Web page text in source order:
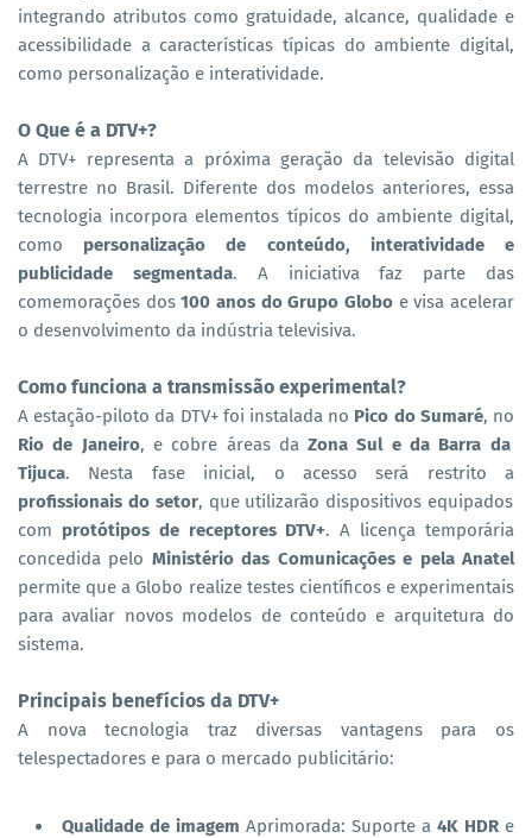
integrando atributos como gratuidade, alcance, qualidade e
acessibilidade a características típicas do ambiente digital,
como personalização e interatividade.
O Que é a DTV+?
A DTV+ representa a próxima geração da televisão digital
terrestre no Brasil. Diferente dos modelos anteriores, essa
tecnologia incorpora elementos típicos do ambiente digital,
como personalização de conteúdo, interatividade e
publicidade segmentada. A iniciativa faz parte das
comemorações dos100 anos do Grupo Globo e visa acelerar
o desenvolvimento da indústria televisiva.
Como funciona a transmissão experimental?
A estação-piloto da DTV+ foi instalada no Pico do Sumaré, no
Rio de Janeiro, e cobre áreas daZona Sul e da Barra da
Tijuca. Nesta fase inicial, o acesso será restrito a
profissionais do setor, que utilizarão dispositivos equipados
com protótipos de receptores DTV+. A licença temporária
concedida pelo Ministério das Comunicações e pela Anatel
permite que a Globo realize testes científicos e experimentais
para avaliar novos modelos de conteúdo e arquitetura do
sistema.
Principais benefícios da DTV+
A nova tecnologia traz diversas vantagens para os
telespectadores e para o mercado publicitário:
Qualidade de imagem Aprimorada: Suporte a 4K HDR e